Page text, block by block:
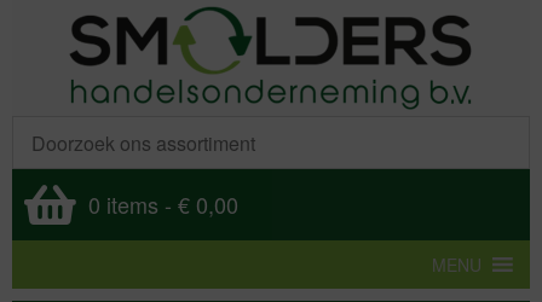
0 items - € 0,00
MENU